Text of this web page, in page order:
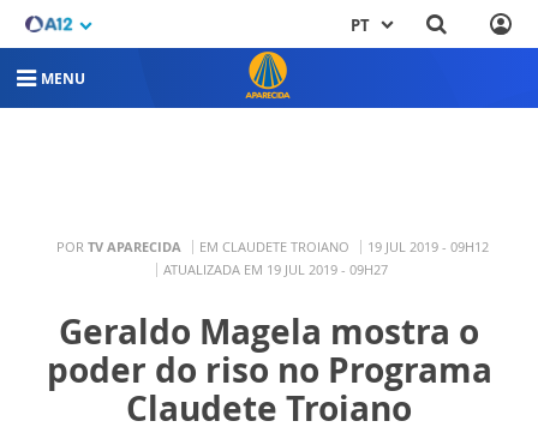
PT
MENU
POR TV APARECIDA EM CLAUDETE TROIANO
19 JUL 2019 - 09H12
ATUALIZADA EM 19 JUL 2019 - 09H27
Geraldo Magela mostra o
poder do riso no Programa
Claudete Troiano